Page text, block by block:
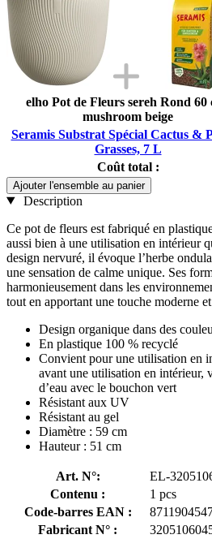
elho Pot de Fleurs sereh Rond 60
mushroom beige
Seramis Substrat Spécial Cactus &
Grasses, 7 L
Coût total :
Ajouter l'ensemble au panier
Description
Ce pot de fleurs est fabriqué en
aussi bien à une utilisation en intérieur
design nervuré, il évoque l’herbe
une sensation de calme unique. Ses
harmonieusement dans les
tout en apportant une touche moderne
Design organique dans des
En plastique 100 % recyclé
Convient pour une utilisation en
avant une utilisation en intérieur,
d’eau avec le bouchon vert
Résistant aux UV
Résistant au gel
Diamètre : 59 cm
Hauteur : 51 cm
Art. N°:
EL-
Contenu :
1 pcs
Code-barres EAN :
Fabricant N° :